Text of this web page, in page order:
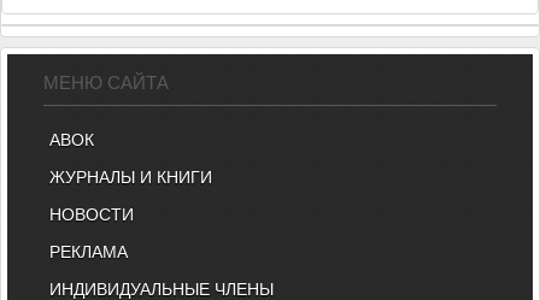
МЕНЮ САЙТА
АВОК
ЖУРНАЛЫ И КНИГИ
НОВОСТИ
РЕКЛАМА
ИНДИВИДУАЛЬНЫЕ ЧЛЕНЫ